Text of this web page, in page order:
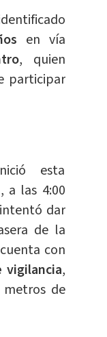
en vía
, quien
participar
esta
a las 4:00
dar
de la
con
vigilancia,
de